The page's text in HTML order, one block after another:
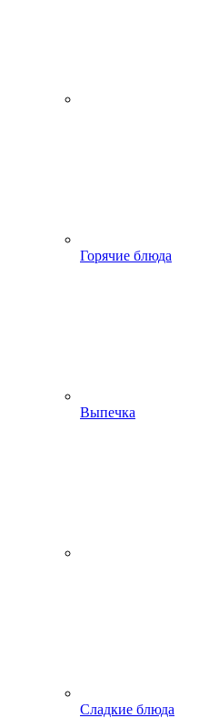
Горячие блюда
Выпечка
Сладкие блюда